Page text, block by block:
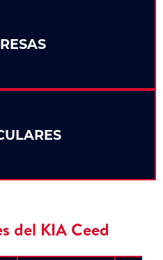
del KIA Ceed